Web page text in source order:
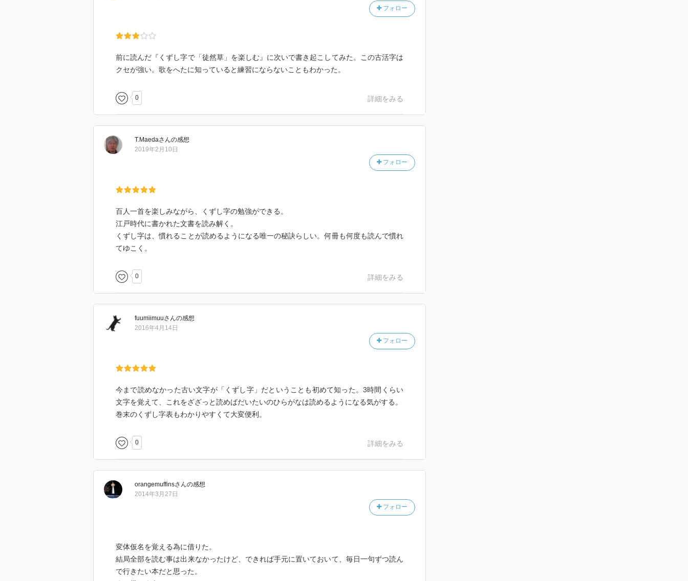
フォロー
前に読んだ『くずし字で「徒然草」を楽しむ』に次いで書き起こしてみた。この古活字は
クセが強い。歌をへたに知っていると練習にならないこともわかった。
0 詳細をみる
T.Maedaさんの感想
フォロー
2019年2月10日
百人一首を楽しみながら、くずし字の勉強ができる。
江戸時代に書かれた文書を読み解く。
くずし字は、慣れることが読めるようになる唯一の秘訣らしい。何冊も何度も読んで慣れ
てゆこく。
0 詳細をみる
fuumiimuuさんの感想
フォロー
2016年4月14日
今まで読めなかった古い文字が「くずし字」だということも初めて知った。3時間くらい
文字を覚えて、これをざざっと読めばだいたいのひらがなは読めるようになる気がする。
巻末のくずし字表もわかりやすくて大変便利。
0 詳細をみる
orangemuffinsさんの感想
フォロー
2014年3月27日
変体仮名を覚える為に借りた。
結局全部を読む事は出来なかったけど、できれば手元に置いておいて、毎日一句ずつ読ん
で行きたい本だと思った。